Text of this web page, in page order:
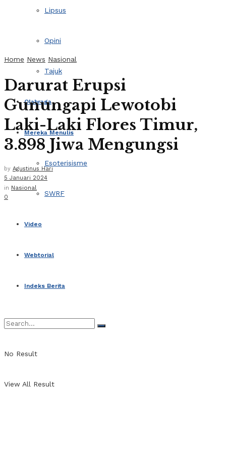
Lipsus
Opini
Tajuk
Olahraga
Mereka Menulis
Esoterisisme
SWRF
Video
Webtorial
Indeks Berita
No Result
View All Result
Home News Nasional
Darurat Erupsi
Gunungapi Lewotobi
Laki-Laki Flores Timur,
3.898 Jiwa Mengungsi
by Agustinus Hari
5 Januari 2024
in Nasional
0